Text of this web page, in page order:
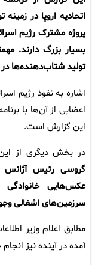
پروژه مشترک رژیم
تولید شتاب‌دهنده‌ها
اشاره به نفوذ رژیم
اعضایی از آن‌ها با
این گزارش است.
در بخش دیگری از
گروسی رئیس آژانس
عکس‌هایی
سرزمین‌های اشغالی
مطابق اعلام وزیر
آمده در آینده نیز